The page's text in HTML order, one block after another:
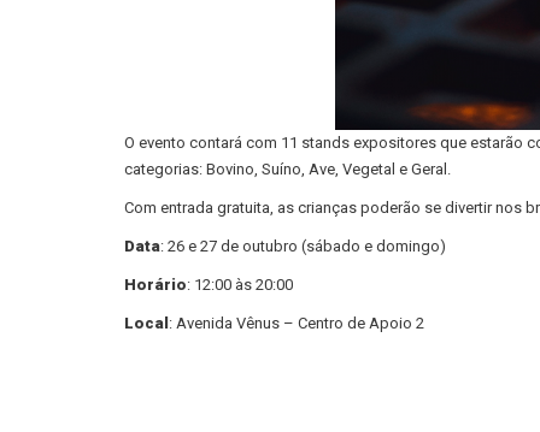
O evento contará com 11 stands expositores que estarão
categorias: Bovino, Suíno, Ave, Vegetal e Geral.
Com entrada gratuita, as crianças poderão se divertir nos
Data: 26 e 27 de outubro (sábado e domingo)
Horário: 12:00 às 20:00
Local : Avenida Vênus – Centro de Apoio 2